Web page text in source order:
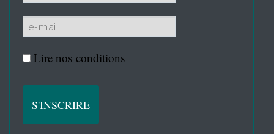
Lire nos conditions